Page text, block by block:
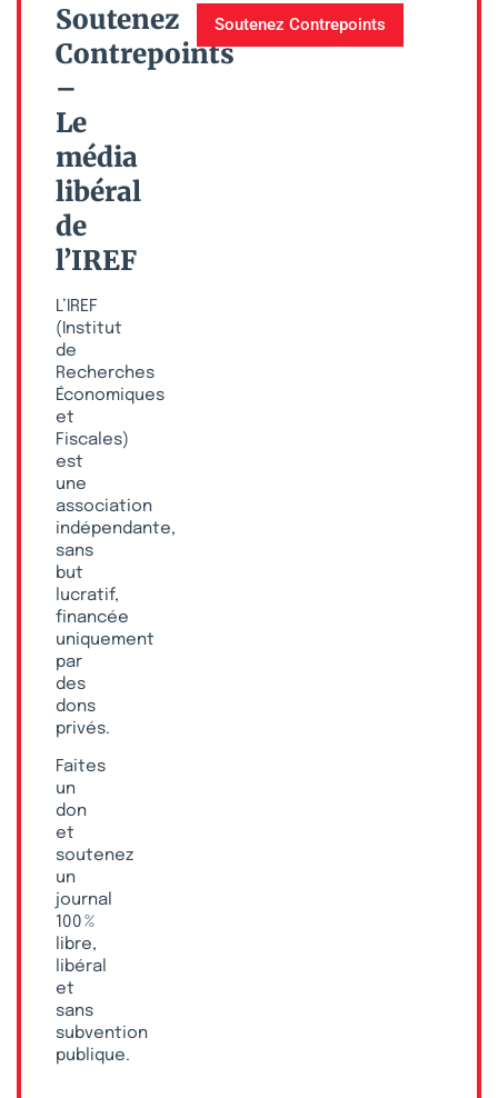
Soutenez
Contrepoints
–
Le
média
libéral
de
l’IREF
L’IREF
(Institut
de
Recherches
Économiques
et
Fiscales)
est
une
association
indépendante,
sans
but
lucratif,
financée
uniquement
par
des
dons
privés.
Faites
un
don
et
soutenez
un
journal
100 %
libre,
libéral
et
sans
subvention
publique.
Soutenez Contrepoints